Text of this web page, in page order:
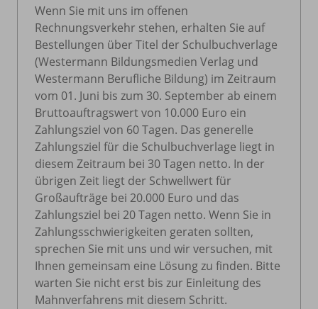
Wenn Sie mit uns im offenen
Rechnungsverkehr stehen, erhalten Sie auf
Bestellungen über Titel der Schulbuchverlage
(Westermann Bildungsmedien Verlag und
Westermann Berufliche Bildung) im Zeitraum
vom 01. Juni bis zum 30. September ab einem
Bruttoauftragswert von 10.000 Euro ein
Zahlungsziel von 60 Tagen. Das generelle
Zahlungsziel für die Schulbuchverlage liegt in
diesem Zeitraum bei 30 Tagen netto. In der
übrigen Zeit liegt der Schwellwert für
Großaufträge bei 20.000 Euro und das
Zahlungsziel bei 20 Tagen netto. Wenn Sie in
Zahlungsschwierigkeiten geraten sollten,
sprechen Sie mit uns und wir versuchen, mit
Ihnen gemeinsam eine Lösung zu finden. Bitte
warten Sie nicht erst bis zur Einleitung des
Mahnverfahrens mit diesem Schritt.